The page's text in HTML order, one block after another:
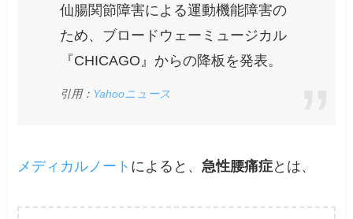
仙腸関節障害による運動機能障害の
ため、ブロードウェーミュージカル
『CHICAGO』からの降板を発表。
引用： Yahooニュース
メディカルノート によると、急性腰痛症とは、